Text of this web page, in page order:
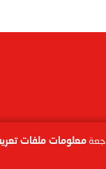
معلومات ملفات